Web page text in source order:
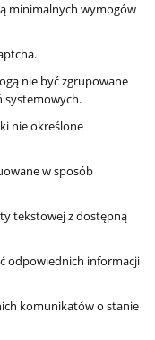
minimalnych wymogów
nie być zgrupowane
systemowych.
nie określone
w sposób
tekstowej z dostępną
odpowiednich informacji
komunikatów o stanie